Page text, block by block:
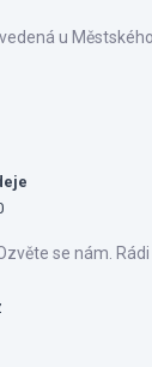
u
se nám.